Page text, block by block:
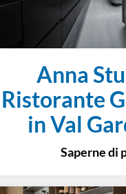
Anna
Ristorante
in Val
Saperne di